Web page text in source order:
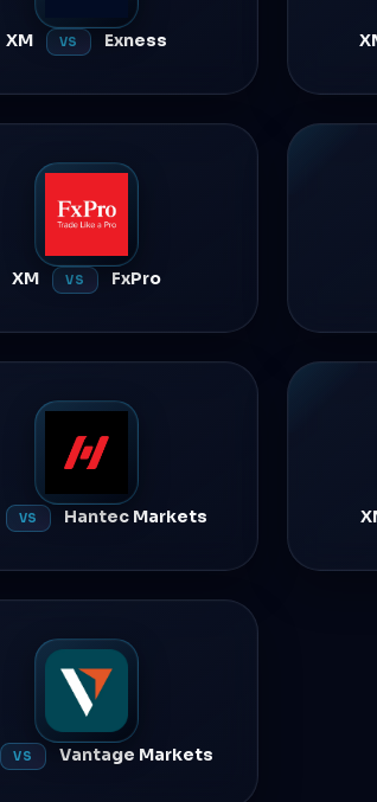
XM VS Exness
XM VS FxPro
VS Hantec Markets
VS Vantage Markets